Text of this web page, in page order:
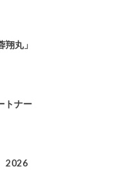
丸」
トナー
2026